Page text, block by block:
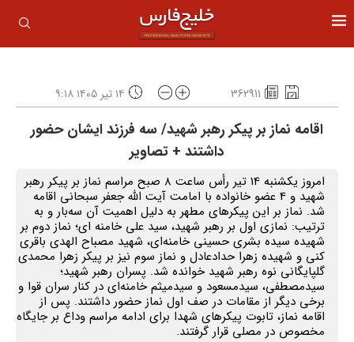
362911 ۱۴ تیر ۱۴۰۵ ۹:۱۸
اقامه نماز بر پیکر رهبر شهید/ سه فرزند ایشان حضور
داشتند + تصاویر
امروز یکشنبه 14 تیر رأس ساعت ۸ صبح مراسم نماز بر پیکر رهبر
شهید و 4 عضو خانواده با امامت آیت الله جعفر سبحانی اقامه
شد. نماز بر این پیکرهای مطهر به دلیل اهمیت آن سه‌بار و به
ترتیب: نمازی اول بر رهبر شهید، سید علی خامنه ای؛ نماز دوم بر
شهیده سیده بشری حسینی خامنه‌ای، شهید مصباح الهدی باقری
کنی و شهیده زهرا حدادعادل و نماز سوم نیز بر پیکر زهرا محمدی
گلپایگانی نوه رهبر شهید خوانده شد. پسران رهبر شهید؛
سیدمصطفی، سیدمسعود و سیدمیثم خامنه‌ای در کنار سران قوا و
برخی دیگر از مقامات در صف اول نماز حضور داشتند. پس از
اقامه نماز، تابوت پیکرهای شهدا برای ادامه مراسم وداع بر جایگاه
مخصوص در مصلی قرار گرفتند.